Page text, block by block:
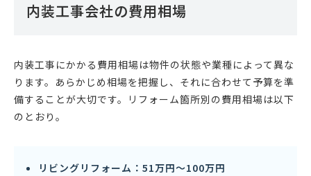
内装工事会社の費用相場
内装工事にかかる費用相場は物件の状態や業種によって異な
ります。あらかじめ相場を把握し、それに合わせて予算を準
備することが大切です。リフォーム箇所別の費用相場は以下
のとおり。
リビングリフォーム：51万円〜100万円